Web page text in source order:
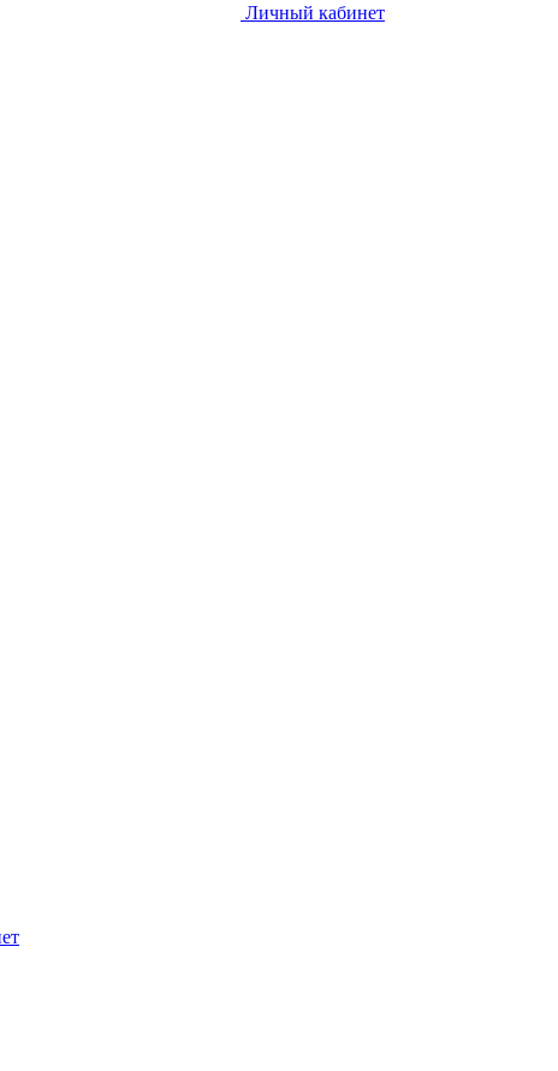
Личный кабинет